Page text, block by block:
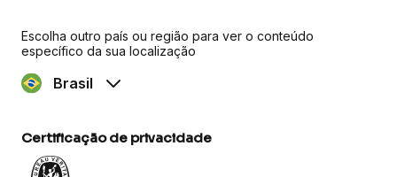
Escolha outro país ou região para ver o conteúdo
específico da sua localização
Brasil
Certificação de privacidade